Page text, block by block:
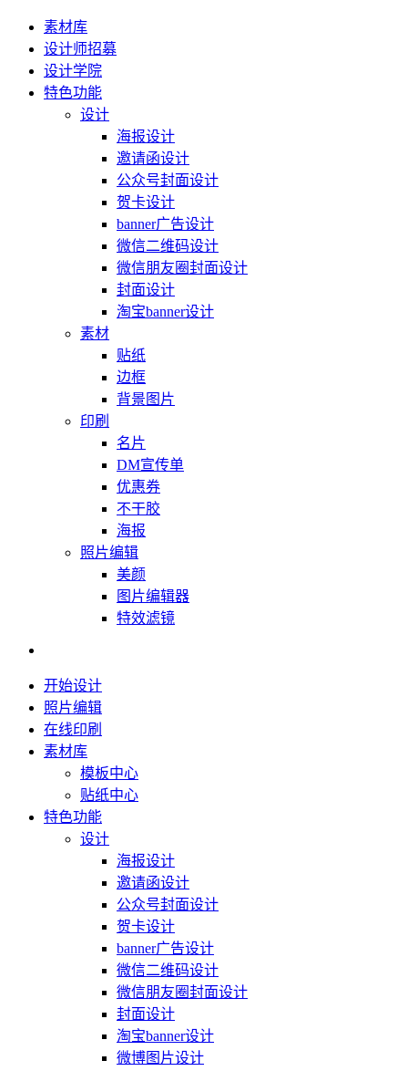
素材库
设计师招募
设计学院
特色功能
设计
海报设计
邀请函设计
公众号封面设计
贺卡设计
banner广告设计
微信二维码设计
微信朋友圈封面设计
封面设计
淘宝banner设计
素材
贴纸
边框
背景图片
印刷
名片
DM宣传单
优惠券
不干胶
海报
照片编辑
美颜
图片编辑器
特效滤镜
开始设计
照片编辑
在线印刷
素材库
模板中心
贴纸中心
特色功能
设计
海报设计
邀请函设计
公众号封面设计
贺卡设计
banner广告设计
微信二维码设计
微信朋友圈封面设计
封面设计
淘宝banner设计
微博图片设计